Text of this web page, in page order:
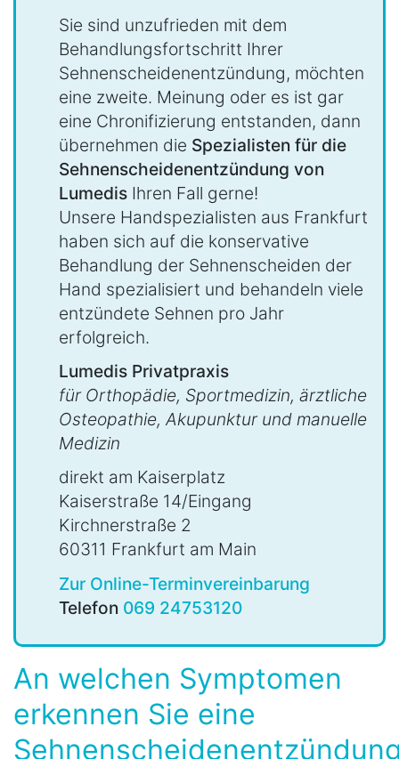
Sie sind unzufrieden mit dem
Behandlungsfortschritt Ihrer
Sehnenscheidenentzündung, möchten
eine zweite. Meinung oder es ist gar
eine Chronifizierung entstanden, dann
übernehmen die Spezialisten für die
Sehnenscheidenentzündung von
Lumedis Ihren Fall gerne!
Unsere Handspezialisten aus Frankfurt
haben sich auf die konservative
Behandlung der Sehnenscheiden der
Hand spezialisiert und behandeln viele
entzündete Sehnen pro Jahr
erfolgreich.
Lumedis Privatpraxis
für Orthopädie, Sportmedizin, ärztliche
Osteopathie, Akupunktur und manuelle
Medizin
direkt am Kaiserplatz
Kaiserstraße 14/Eingang
Kirchnerstraße 2
60311 Frankfurt am Main
Zur Online-Terminvereinbarung
Telefon 069 24753120
An welchen Symptomen
erkennen Sie eine